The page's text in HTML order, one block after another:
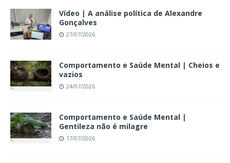
Vídeo | A análise política de Alexandre
Gonçalves
27/07/2026
Comportamento e Saúde Mental | Cheios e
vazios
24/07/2026
Comportamento e Saúde Mental |
Gentileza não é milagre
17/07/2026